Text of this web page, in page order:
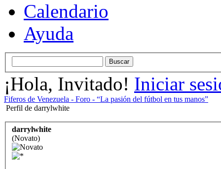
Calendario
Ayuda
¡Hola, Invitado! Iniciar
Fiferos de Venezuela - Foro - “La pasión del fútbol en tus manos”
Perfil de darrylwhite
darrylwhite
(Novato)